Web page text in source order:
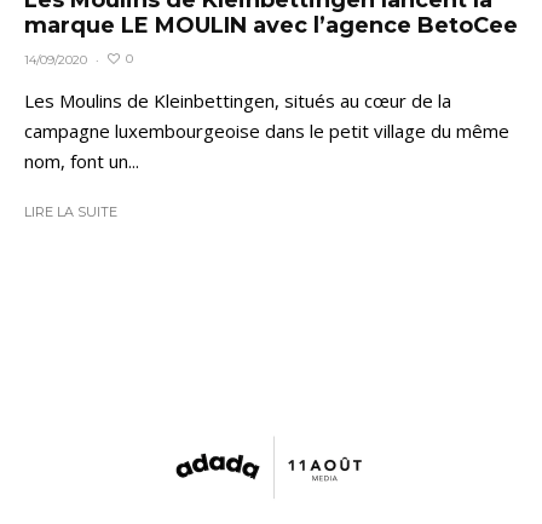
marque LE MOULIN avec l’agence BetoCee
14/09/2020 · 0
Les Moulins de Kleinbettingen, situés au cœur de la
campagne luxembourgeoise dans le petit village du même
nom, font un...
LIRE LA SUITE